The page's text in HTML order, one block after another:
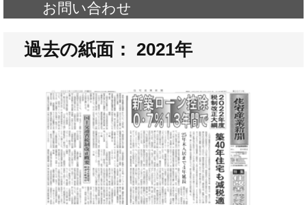
お問い合わせ
過去の紙面： 2021年